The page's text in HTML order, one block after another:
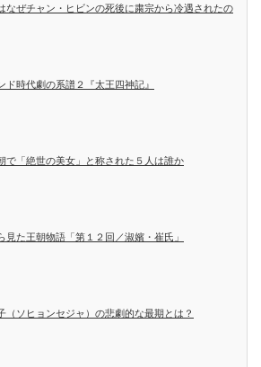
なぜチャン・ヒビンの死後に粛宗から冷遇されたの
ド時代劇の系譜２『太王四神記』
で「絶世の美女」と称された５人は誰か
見た王朝物語「第１２回／淑嬪・崔氏」
（ソヒョンセジャ）の悲劇的な最期とは？